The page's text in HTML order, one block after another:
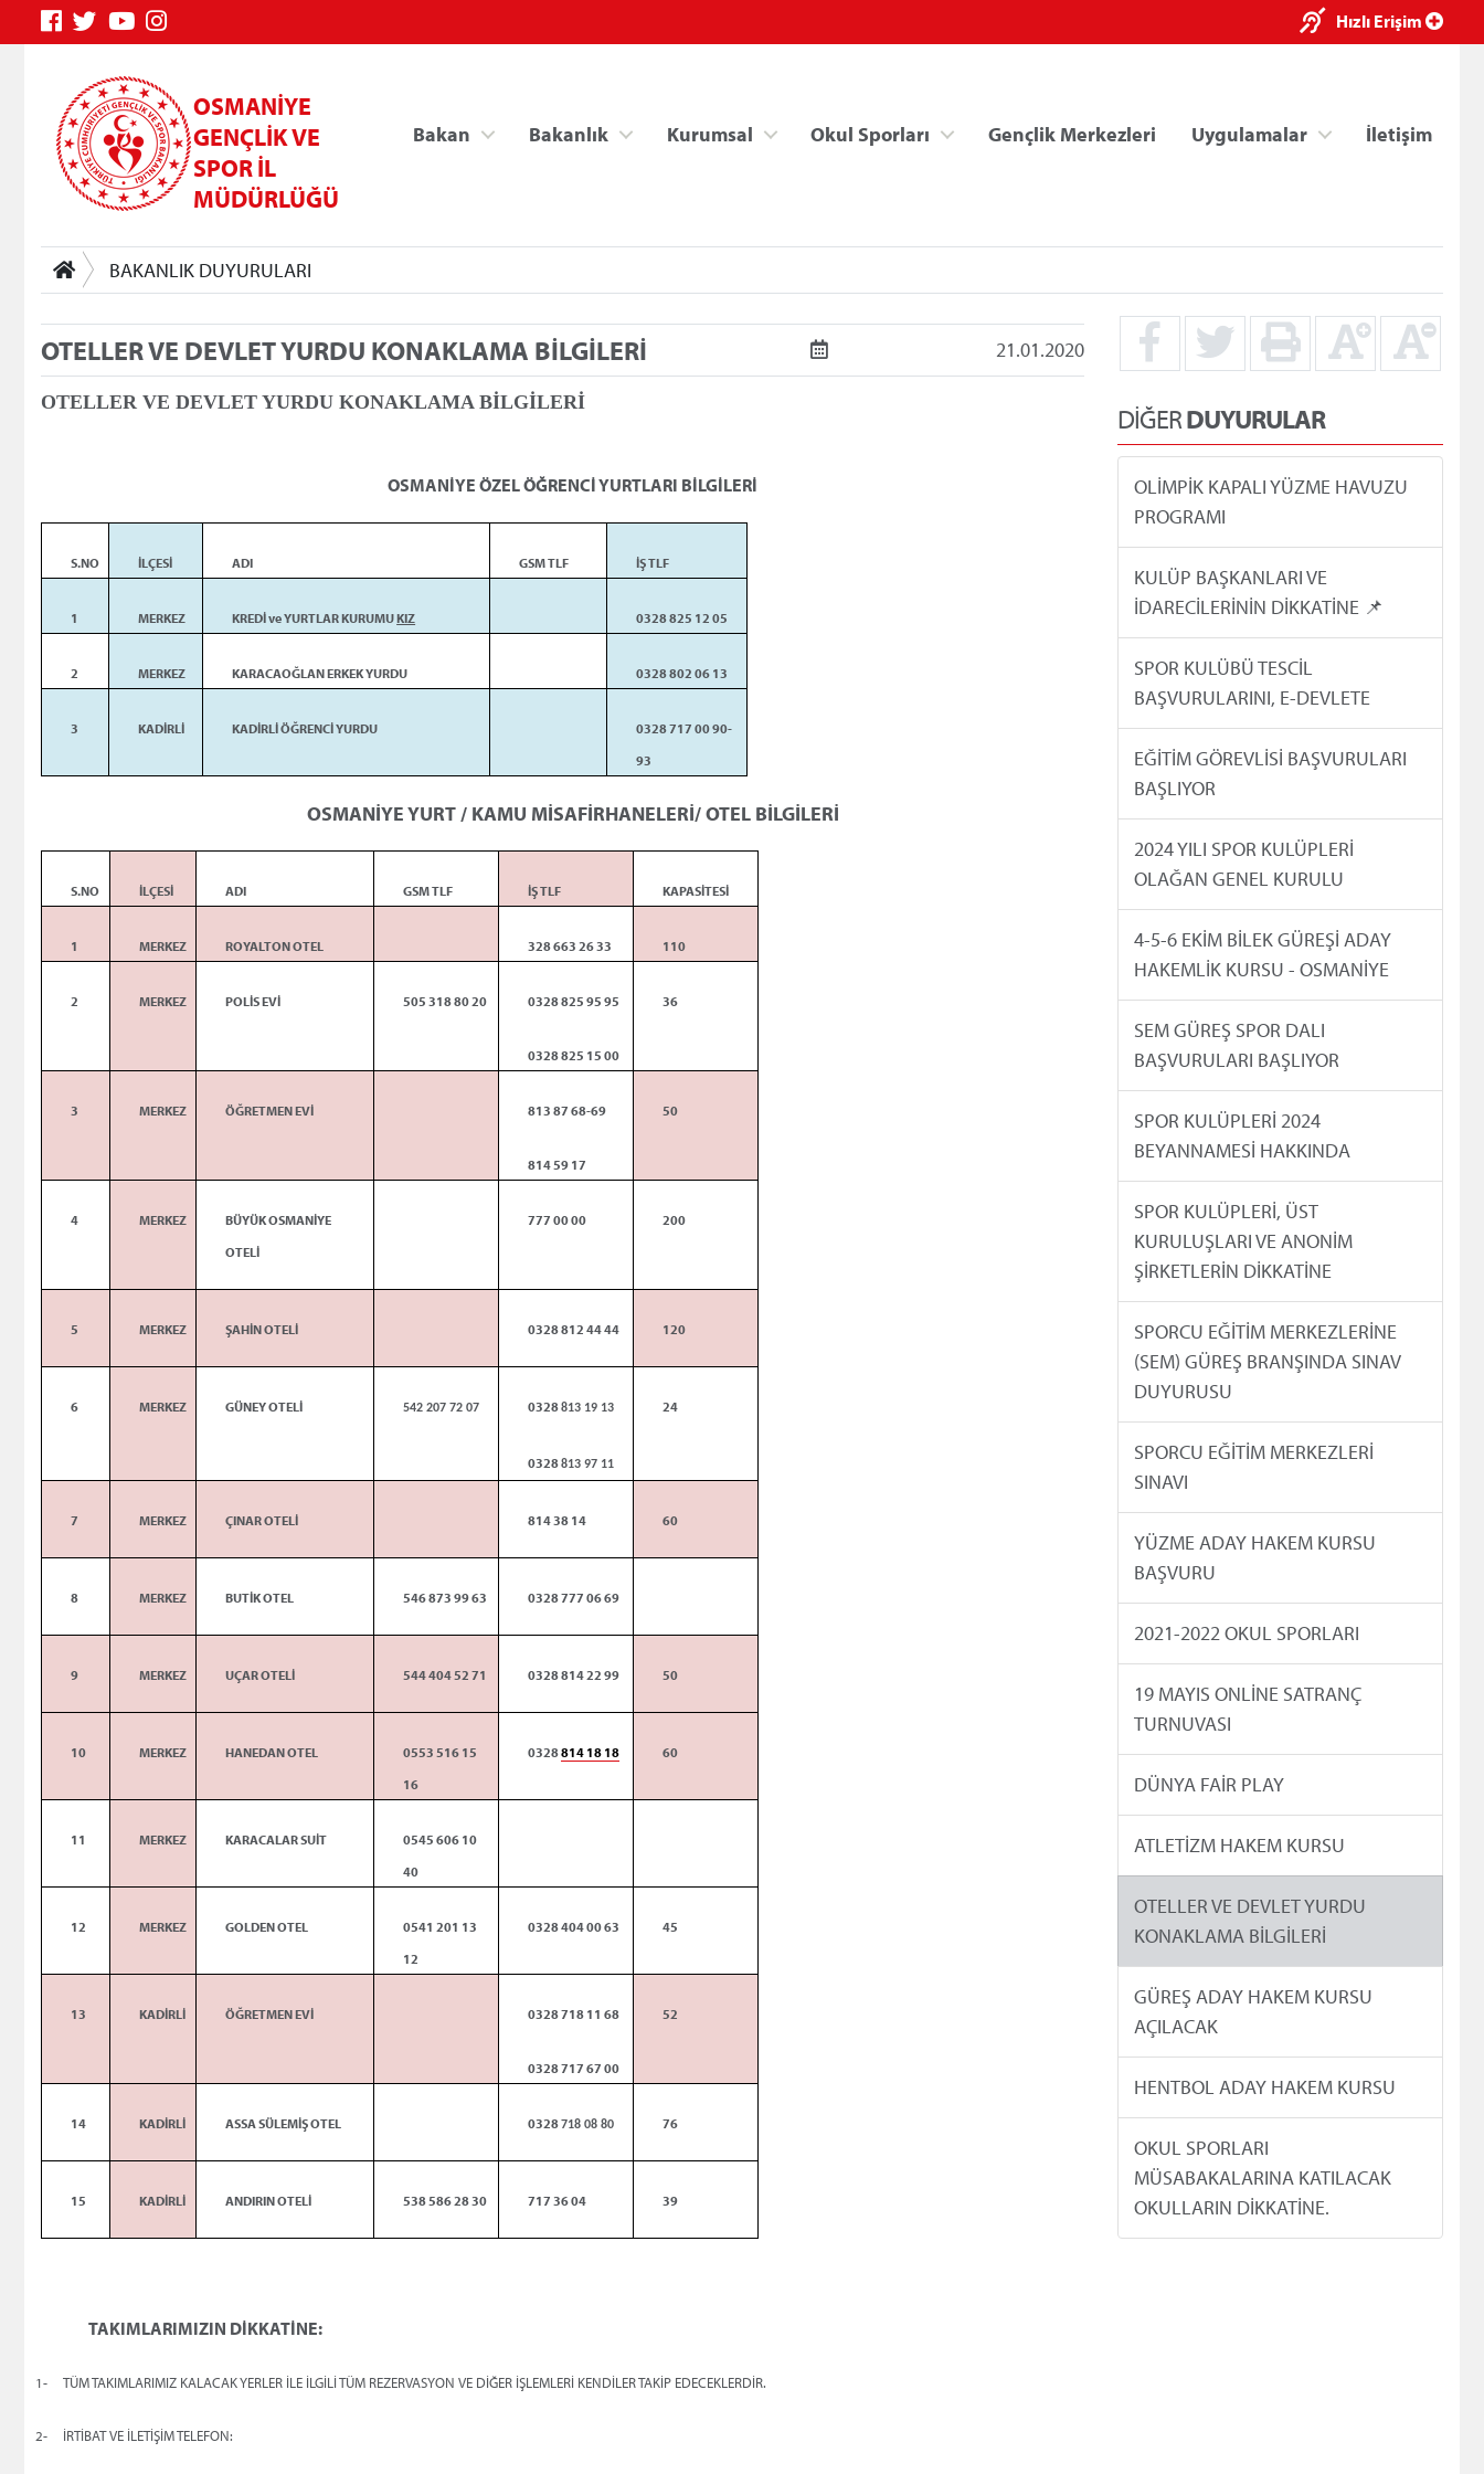
Hızlı Erişim
OSMANİYE
GENÇLİK VE
SPOR İL
MÜDÜRLÜĞÜ
Bakan Bakanlık Kurumsal Okul Sporları Gençlik Merkezleri Uygulamalar İletişim
BAKANLIK DUYURULARI
OTELLER VE DEVLET YURDU KONAKLAMA BİLGİLERİ 21.01.2020
OTELLER VE DEVLET YURDU KONAKLAMA BİLGİLERİ
OSMANİYE ÖZEL ÖĞRENCİ YURTLARI BİLGİLERİ
S.NO İLÇESİ ADI GSM TLF İŞ TLF
1 MERKEZ KREDİ ve YURTLAR KURUMUKIZ 0328 825 12 05
2 MERKEZ KARACAOĞLAN ERKEK YURDU 0328 802 06 13
3 KADİRLİ KADİRLİ ÖĞRENCİ YURDU
0328 717 00 90-
93
OSMANİYE YURT / KAMU MİSAFİRHANELERİ/ OTEL BİLGİLERİ
S.NO İLÇESİ ADI GSM TLF İŞ TLF KAPASİTESİ
1 MERKEZ ROYALTON OTEL 328 663 26 33 110
2 MERKEZ POLİS EVİ 505 318 80 20 0328825 95 95
0328825 15 00
36
3 MERKEZ ÖĞRETMEN EVİ 813 87 68-69
814 59 17
50
4 MERKEZ
BÜYÜK OSMANİYE
OTELİ
777 00 00 200
5 MERKEZ ŞAHİN OTELİ 0328812 44 44 120
6 MERKEZ GÜNEY OTELİ 542 207 72 07 0328813 19 13
0328813 97 11
24
7 MERKEZ ÇINAR OTELİ 814 38 14 60
8 MERKEZ BUTİK OTEL 546 873 99 63 0328 777 06 69
9 MERKEZ UÇAR OTELİ 544 404 52 71 0328 814 22 99 50
10 MERKEZ HANEDAN OTEL
0553 516 15
16
0328814 18 18 60
11 MERKEZ KARACALAR SUİT
0545 606 10
40
12 MERKEZ GOLDEN OTEL
0541 201 13
12
0328 404 00 63 45
13 KADİRLİ ÖĞRETMEN EVİ 0328718 11 68
0328717 67 00
52
14 KADİRLİ ASSA SÜLEMİŞ OTEL 0328718 08 80 76
15 KADİRLİ ANDIRIN OTELİ 538 586 28 30 717 36 04 39
TAKIMLARIMIZIN DİKKATİNE:
1- TÜM TAKIMLARIMIZ KALACAK YERLER İLE İLGİLİ TÜM REZERVASYON VE DİĞER İŞLEMLERİ KENDİLER TAKİP EDECEKLERDİR.
2- İRTİBAT VE İLETİŞİM TELEFON:
DİĞERDUYURULAR
OLİMPİK KAPALI YÜZME HAVUZU
PROGRAMI
KULÜP BAŞKANLARI VE
İDARECİLERİNİN DİKKATİNE 📌
SPOR KULÜBÜ TESCİL
BAŞVURULARINI, E-DEVLETE
EĞİTİM GÖREVLİSİ BAŞVURULARI
BAŞLIYOR
2024 YILI SPOR KULÜPLERİ
OLAĞAN GENEL KURULU
4-5-6 EKİM BİLEK GÜREŞİ ADAY
HAKEMLİK KURSU - OSMANİYE
SEM GÜREŞ SPOR DALI
BAŞVURULARI BAŞLIYOR
SPOR KULÜPLERİ 2024
BEYANNAMESİ HAKKINDA
SPOR KULÜPLERİ, ÜST
KURULUŞLARI VE ANONİM
ŞİRKETLERİN DİKKATİNE
SPORCU EĞİTİM MERKEZLERİNE
(SEM) GÜREŞ BRANŞINDA SINAV
DUYURUSU
SPORCU EĞİTİM MERKEZLERİ
SINAVI
YÜZME ADAY HAKEM KURSU
BAŞVURU
2021-2022 OKUL SPORLARI
19 MAYIS ONLİNE SATRANÇ
TURNUVASI
DÜNYA FAİR PLAY
ATLETİZM HAKEM KURSU
OTELLER VE DEVLET YURDU
KONAKLAMA BİLGİLERİ
GÜREŞ ADAY HAKEM KURSU
AÇILACAK
HENTBOL ADAY HAKEM KURSU
OKUL SPORLARI
MÜSABAKALARINA KATILACAK
OKULLARIN DİKKATİNE.
×
Genç Bilgi Sistemi Spor Bilgi Sistemi